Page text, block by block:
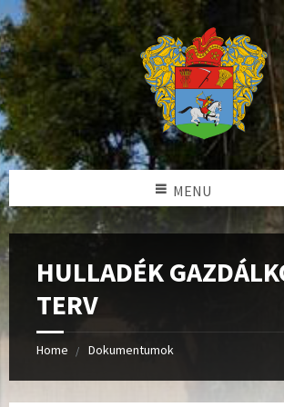
MENU
HULLADÉK
TERV
Home Dokumentumok